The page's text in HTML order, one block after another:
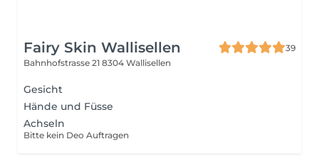
Fairy Skin Wallisellen
39
Bahnhofstrasse 21 8304 Wallisellen
Gesicht
Hände und Füsse
Achseln
Bitte kein Deo Auftragen